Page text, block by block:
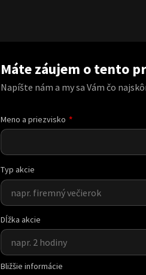
Máte záujem o tento
Napíšte nám a my sa Vám čo
Meno a priezvisko
Typ akcie
Dĺžka akcie
Bližšie informácie